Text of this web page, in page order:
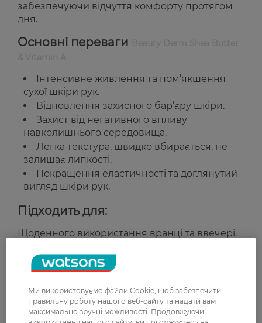
забезпечуючи відчуття комфорту протягом
дня.
Основні переваги
Інтенсивне живлення та пом’якшення
сухої шкіри рук.
Відновлення захисного бар’єру шкіри.
Захист від негативного впливу
навколишнього середовища.
Легка текстура, швидко вбирається, не
залишає липкості.
Покращення еластичності та доглянутий
вигляд шкіри рук.
Підходить для:
Щоденного використання вранці та ввечері.
Країна-виробник:Україна
Рейтинг та відгуки
Ми використовуємо файли Cookie, щоб забезпечити
правильну роботу нашого веб-сайту та надати вам
максимально зручні можливості. Продовжуючи